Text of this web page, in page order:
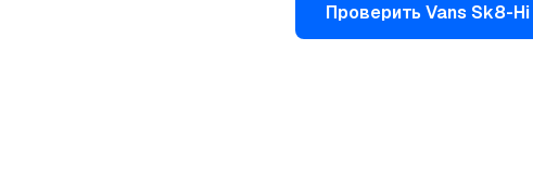
Проверить Vans Sk8-Hi